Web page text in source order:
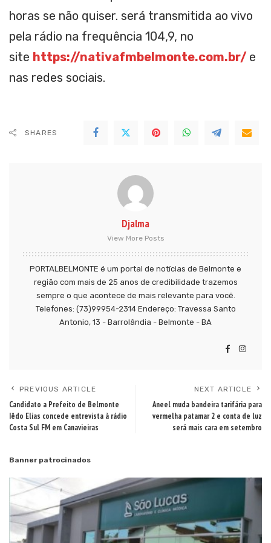
horas se não quiser. será transmitida ao vivo
pela rádio na frequência 104,9, no
site https://nativafmbelmonte.com.br/ e
nas redes sociais.
SHARES
Djalma
View More Posts
PORTALBELMONTE é um portal de notícias de Belmonte e
região com mais de 25 anos de credibilidade trazemos
sempre o que acontece de mais relevante para você.
Telefones: (73)99954-2314 Endereço: Travessa Santo
Antonio, 13 - Barrolândia - Belmonte - BA
PREVIOUS ARTICLE
Candidato a Prefeito de Belmonte
Iêdo Elias concede entrevista à rádio
Costa Sul FM em Canavieiras
NEXT ARTICLE
Aneel muda bandeira tarifária para
vermelha patamar 2 e conta de luz
será mais cara em setembro
Banner patrocinados